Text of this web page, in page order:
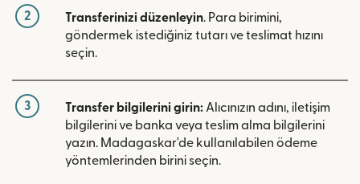
2 Transferinizi düzenleyin. Para birimini,
göndermek istediğiniz tutarı ve teslimat hızını
seçin.
3 Transfer bilgilerini girin: Alıcınızın adını, iletişim
bilgilerini ve banka veya teslim alma bilgilerini
yazın. Madagaskar'de kullanılabilen ödeme
yöntemlerinden birini seçin.